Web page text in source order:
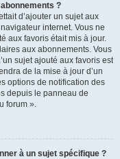
?
d’ajouter un sujet aux
internet. Vous ne
aux favoris était mis à jour.
aux abonnements. Vous
sujet ajouté aux favoris est
de la mise à jour d’un
options de notification des
depuis le panneau de
forum ».
à un sujet spécifique ?